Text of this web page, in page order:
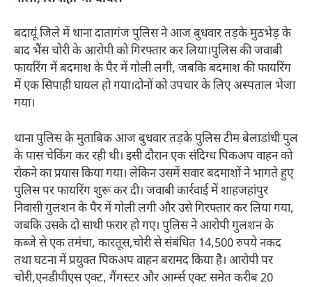
बदायूं जिले में थाना दातागंज पुलिस ने आज बुधवार तड़के मुठभेड़ के
बाद भैंस चोरी के आरोपी को गिरफ्तार कर लिया।पुलिस की जवाबी
फायरिंग में बदमाश के पैर में गोली लगी, जबकि बदमाश की फायरिंग
में एक सिपाही घायल हो गया।दोनों को उपचार के लिए अस्पताल भेजा
गया।
थाना पुलिस के मुताबिक आज बुधवार तड़के पुलिस टीम बेलाडांधी पुल
के पास चेकिंग कर रही थी। इसी दौरान एक संदिग्ध पिकअप वाहन को
रोकने का प्रयास किया गया। लेकिन उसमें सवार बदमाशों ने भागते हुए
पुलिस पर फायरिंग शुरू कर दी। जवाबी कार्रवाई में शाहजहांपुर
निवासी गुलशन के पैर में गोली लगी और उसे गिरफ्तार कर लिया गया,
जबकि उसके दो साथी फरार हो गए। पुलिस ने आरोपी गुलशन के
कब्जे से एक तमंचा, कारतूस,चोरी से संबंधित 14,500 रुपये नकद
तथा घटना में प्रयुक्त पिकअप वाहन बरामद किया है। आरोपी पर
चोरी,एनडीपीएस एक्ट, गैंगस्टर और आर्म्स एक्ट समेत करीब 20